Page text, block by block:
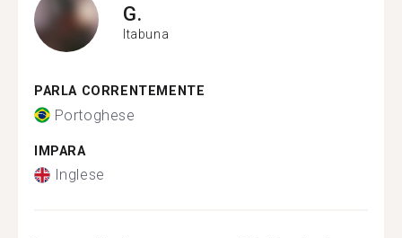
G.
Itabuna
PARLA CORRENTEMENTE
Portoghese
IMPARA
Inglese